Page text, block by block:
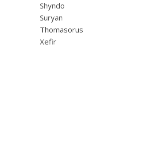
Shyndo
Suryan
Thomasorus
Xefir